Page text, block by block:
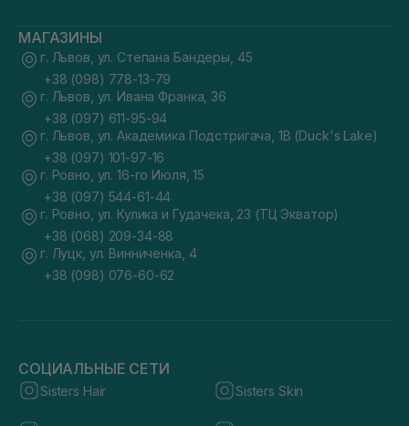
МАГАЗИНЫ
г. Львов, ул. Степана Бандеры, 45
+38 (098) 778-13-79
г. Львов, ул. Ивана Франка, 36
+38 (097) 611-95-94
г. Львов, ул. Академика Подстригача, 1В (Duck's Lake)
+38 (097) 101-97-16
г. Ровно, ул. 16-го Июля, 15
+38 (097) 544-61-44
г. Ровно, ул. Кулика и Гудачека, 23 (ТЦ Экватор)
+38 (068) 209-34-88
г. Луцк, ул. Винниченка, 4
+38 (098) 076-60-62
СОЦИАЛЬНЫЕ СЕТИ
Sisters Hair Sisters Skin